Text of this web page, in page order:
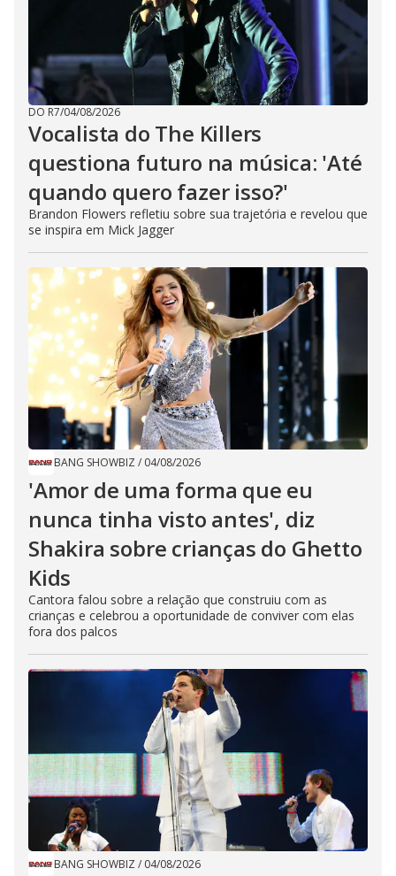
DO R7/04/08/2026
Vocalista do The Killers
questiona futuro na música: 'Até
quando quero fazer isso?'
Brandon Flowers refletiu sobre sua trajetória e revelou que
se inspira em Mick Jagger
BANG SHOWBIZ / 04/08/2026
'Amor de uma forma que eu
nunca tinha visto antes', diz
Shakira sobre crianças do Ghetto
Kids
Cantora falou sobre a relação que construiu com as
crianças e celebrou a oportunidade de conviver com elas
fora dos palcos
BANG SHOWBIZ / 04/08/2026